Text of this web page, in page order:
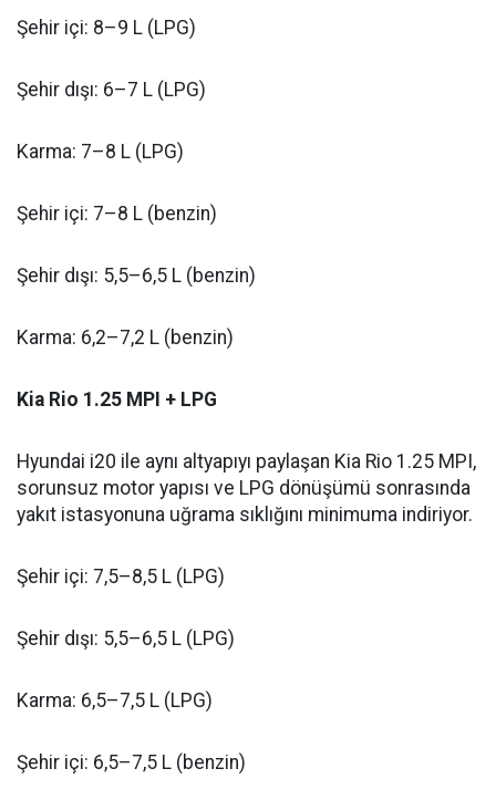
Şehir içi: 8–9 L (LPG)
Şehir dışı: 6–7 L (LPG)
Karma: 7–8 L (LPG)
Şehir içi: 7–8 L (benzin)
Şehir dışı: 5,5–6,5 L (benzin)
Karma: 6,2–7,2 L (benzin)
Kia Rio 1.25 MPI + LPG
Hyundai i20 ile aynı altyapıyı paylaşan Kia Rio 1.25 MPI,
sorunsuz motor yapısı ve LPG dönüşümü sonrasında
yakıt istasyonuna uğrama sıklığını minimuma indiriyor.
Şehir içi: 7,5–8,5 L (LPG)
Şehir dışı: 5,5–6,5 L (LPG)
Karma: 6,5–7,5 L (LPG)
Şehir içi: 6,5–7,5 L (benzin)